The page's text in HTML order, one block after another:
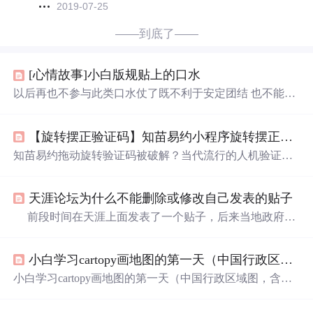
2019-07-25
——到底了——
[心情故事]小白版规贴上的口水
以后再也不参与此类口水仗了既不利于安定团结 也不能产
的消息的回复也算是作为我对此事的意见了BLsoft(網龍ζ龍
活)(341万平方公里)：您好刚看完您的抱怨贴好长呀我的眼
【旋转摆正验证码】知苗易约小程序旋转摆正验证码识别——识别解绝方法
知苗易约拖动旋转验证码被破解？当代流行的人机验证到
天涯论坛为什么不能删除或修改自己发表的贴子
前段时间在天涯上面发表了一个贴子，后来当地政府看
事。 家里有人住在医院里，等着政府解决后，对方付医
药费来。我们被逼得没办法，因此向天涯申请删贴。我们
小白学习cartopy画地图的第一天（中国行政区域图，含南海）
小白学习cartopy画地图的第一天（中国行政区域图，含南